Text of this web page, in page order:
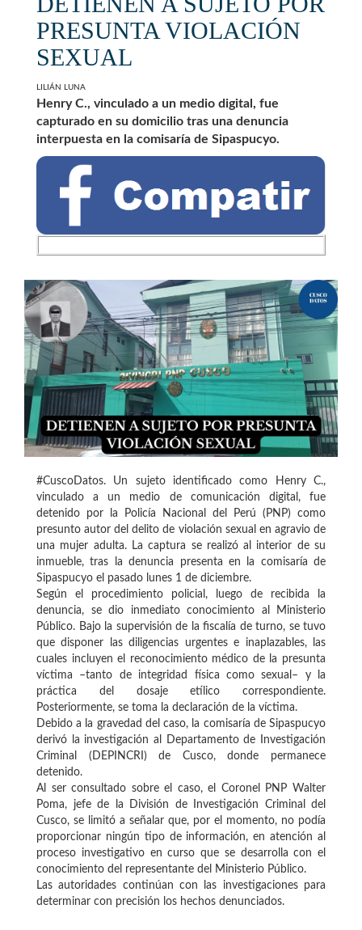
PRESUNTA VIOLACIÓN
SEXUAL
LILIÁN LUNA
Henry C., vinculado a un medio digital, fue
capturado en su domicilio tras una denuncia
interpuesta en la comisaría de Sipaspucyo.
#CuscoDatos. Un sujeto identificado como Henry C.,
vinculado a un medio de comunicación digital, fue
detenido por la Policía Nacional del Perú (PNP) como
presunto autor del delito de violación sexual en agravio de
una mujer adulta. La captura se realizó al interior de su
inmueble, tras la denuncia presenta en la comisaría de
Sipaspucyo el pasado lunes 1 de diciembre.
Según el procedimiento policial, luego de recibida la
denuncia, se dio inmediato conocimiento al Ministerio
Público. Bajo la supervisión de la fiscalía de turno, se tuvo
que disponer las diligencias urgentes e inaplazables, las
cuales incluyen el reconocimiento médico de la presunta
víctima –tanto de integridad física como sexual– y la
práctica del dosaje etílico correspondiente.
Posteriormente, se toma la declaración de la víctima.
Debido a la gravedad del caso, la comisaría de Sipaspucyo
derivó la investigación al Departamento de Investigación
Criminal (DEPINCRI) de Cusco, donde permanece
detenido.
Al ser consultado sobre el caso, el Coronel PNP Walter
Poma, jefe de la División de Investigación Criminal del
Cusco, se limitó a señalar que, por el momento, no podía
proporcionar ningún tipo de información, en atención al
proceso investigativo en curso que se desarrolla con el
conocimiento del representante del Ministerio Público.
Las autoridades continúan con las investigaciones para
determinar con precisión los hechos denunciados.